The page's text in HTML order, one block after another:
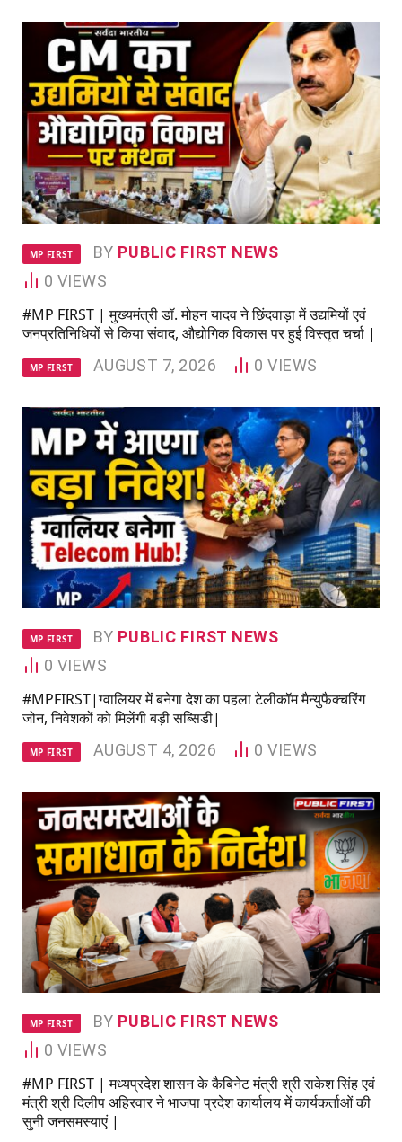
MP FIRST BY PUBLIC FIRST NEWS
0 VIEWS
#MP FIRST | मुख्यमंत्री डॉ. मोहन यादव ने छिंदवाड़ा में उद्यमियों एवं
जनप्रतिनिधियों से किया संवाद, औद्योगिक विकास पर हुई विस्तृत चर्चा |
MP FIRST AUGUST 7, 2026 0VIEWS
MP FIRST BY PUBLIC FIRST NEWS
0 VIEWS
#MPFIRST|ग्वालियर में बनेगा देश का पहला टेलीकॉम मैन्युफैक्चरिंग
जोन, निवेशकों को मिलेंगी बड़ी सब्सिडी|
MP FIRST AUGUST 4, 2026 0VIEWS
MP FIRST BY PUBLIC FIRST NEWS
0 VIEWS
#MP FIRST | मध्यप्रदेश शासन के कैबिनेट मंत्री श्री राकेश सिंह एवं
मंत्री श्री दिलीप अहिरवार ने भाजपा प्रदेश कार्यालय में कार्यकर्ताओं की
सुनी जनसमस्याएं |